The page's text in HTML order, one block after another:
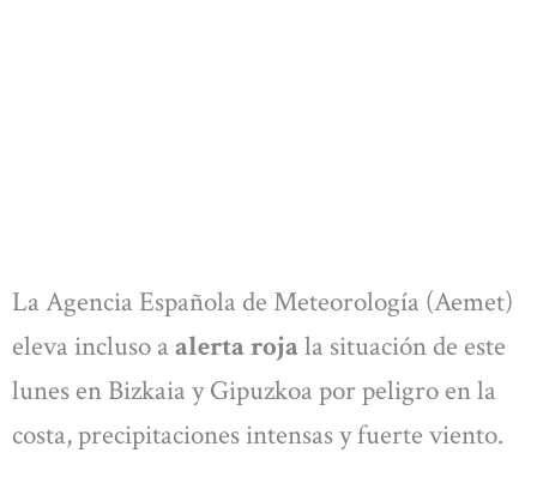
La Agencia Española de Meteorología (Aemet)
eleva incluso a alerta rojala situación de este
lunes en Bizkaia y Gipuzkoa por peligro en la
costa, precipitaciones intensas y fuerte viento.